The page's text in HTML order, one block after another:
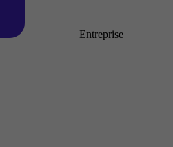
Entreprise